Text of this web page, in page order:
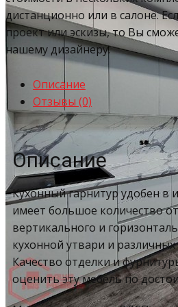
дистанционно или в салоне.
проект или эскизы, то Вы
нашему дизайнеру.
Описание
Отзывы (0)
Описание
Кухонный гарнитур удобен в
имеет большое количество
вертикального и
кухонной утвари и
Качество отделки и
оценить эту мебель по